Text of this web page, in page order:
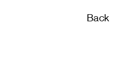
Back